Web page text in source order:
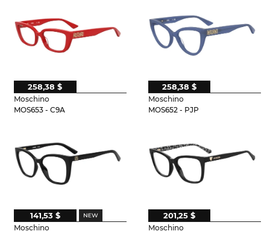
Moschino
MOS653 - C9A
258,38 $
Moschino
MOS652 - PJP
258,38 $
Moschino
141,53 $
Moschino
201,25 $